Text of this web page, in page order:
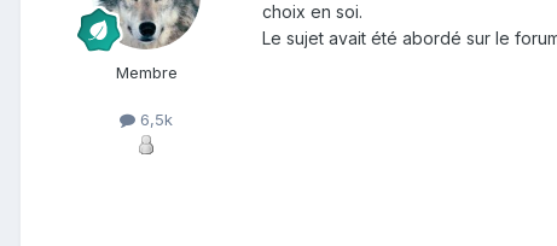
Membre
6,5k
choix en soi.
Le sujet avait été abordé sur le